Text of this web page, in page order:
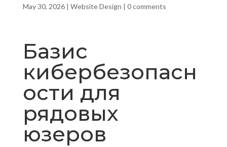
May 30, 2026| Website Design | 0 comments
Базис
кибербезопасн
ости для
рядовых
юзеров